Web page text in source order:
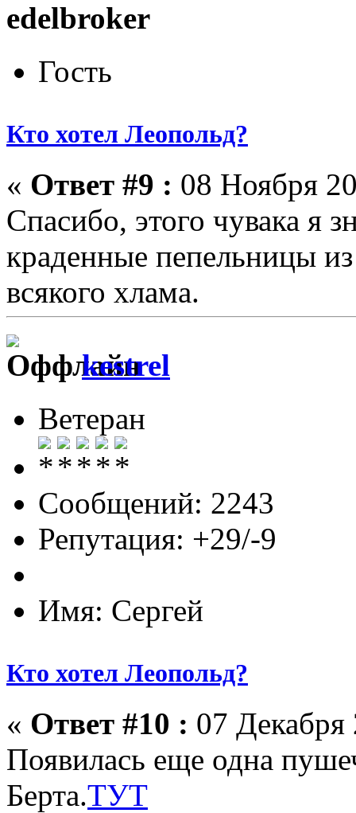
edelbroker
Гость
Кто хотел Леопольд?
« Ответ #9 : 08 Ноября
Спасибо, этого чувака я
краденные пепельницы
всякого хлама.
kestrel
Ветеран
Сообщений: 2243
Репутация: +29/-9
Имя: Сергей
Кто хотел Леопольд?
« Ответ #10 : 07
Появилась еще одна
Берта.ТУТ